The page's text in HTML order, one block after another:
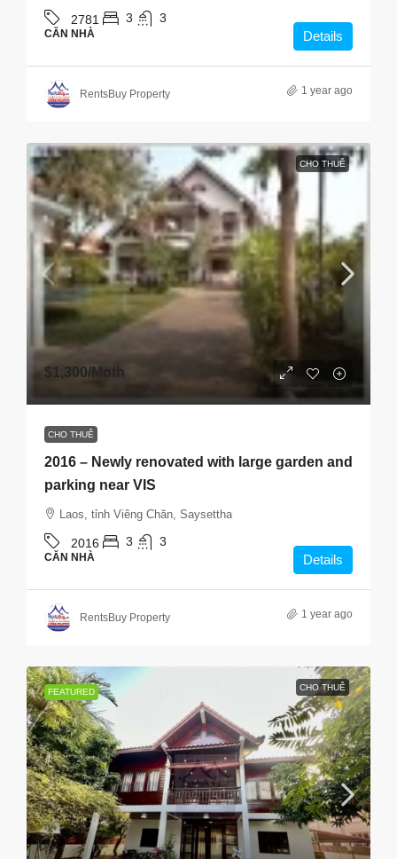
2781 3 3
CĂN NHÀ Details
RentsBuy Property 1 year ago
CHO THUÊ
$1,300/Moth
CHO THUÊ
2016 – Newly renovated with large garden and
parking near VIS
Laos, tỉnh Viêng Chăn, Saysettha
2016 3 3
CĂN NHÀ Details
RentsBuy Property 1 year ago
FEATURED CHO THUÊ